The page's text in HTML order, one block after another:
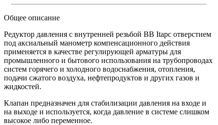
Общее описание
Редуктор давления с внутренней резьбой BB Itapс отверстием
под аксиальный манометр компенсационного действия
применяется в качестве регулирующей арматуры для
промышленного и бытового использования на трубопроводах
систем горячего и холодного водоснабжения, отопления,
подачи сжатого воздуха, нефтепродуктов и других газов и
жидкостей.
Клапан предназначен для стабилизации давления на входе и
на выходе и используется, когда давление в системе слишком
высокое либо переменное.